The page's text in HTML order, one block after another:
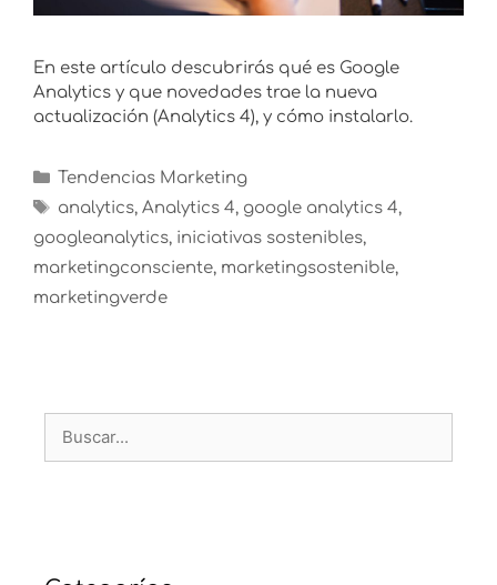
En este artículo descubrirás qué es Google
Analytics y que novedades trae la nueva
actualización (Analytics 4), y cómo instalarlo.
Tendencias Marketing
analytics, Analytics 4, google analytics 4,
googleanalytics, iniciativas sostenibles,
marketingconsciente, marketingsostenible,
marketingverde